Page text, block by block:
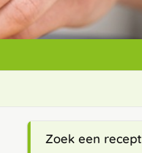
Zoek een recept